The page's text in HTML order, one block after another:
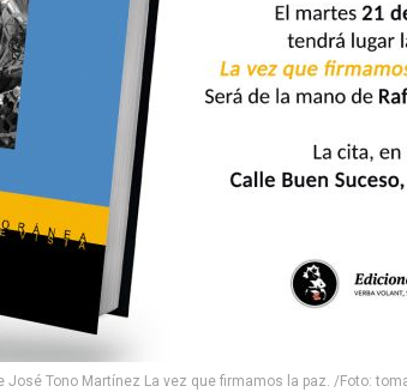
José Tono Martínez La vez que firmamos la paz. /Foto: